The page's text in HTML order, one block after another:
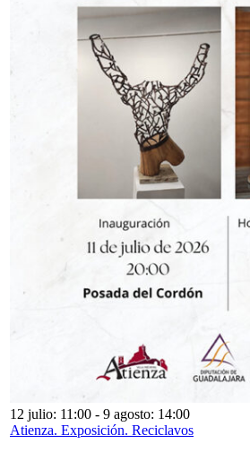
12 julio: 11:00 - 9 agosto: 14:00
Atienza. Exposición. Reciclavos